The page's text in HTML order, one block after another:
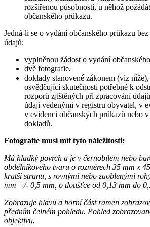
rozšířenou působností, u něhož
občanského průkazu.
Jedná-li se o vydání občanského průkazu
údajů:
vyplněnou žádost o vydání
dvě fotografie,
doklady stanovené zákonem (viz
osvědčující skutečnosti potřebné k
rozporů zjištěných při zpracování
údaji vedenými v registru obyvatel, v
v evidenci občanských průkazů nebo
dokladů.
Fotografie musí mít tyto náležitosti:
Má hladký povrch a je v černobílém nebo
obdélníkového tvaru o rozměrech 35 mm x
kratší stranu, s rovnými nebo zaoblenými
mm +/- 0,5 mm, o tloušťce od 0,13 mm do
Zobrazuje hlavu a horní část ramen
předním čelném pohledu. Pohled
objektivu.